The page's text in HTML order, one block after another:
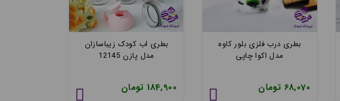
بطری شیر عکس دار کاپل
زیباسازان
296,100 تومان
بطری درب فلزی بلور کاوه
مدل اکوا چاپی
68,070 تومان